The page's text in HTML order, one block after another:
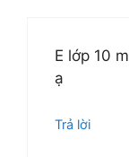
E lớp 10
ạ
Trả lời